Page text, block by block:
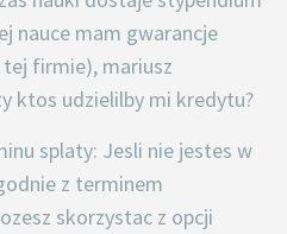
nauce mam gwarancje
firmie), mariusz
ktos udzielilby mi kredytu?
splaty: Jesli nie jestes w
z terminem
skorzystac z opcji